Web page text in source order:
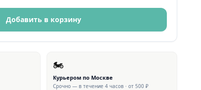
Добавить в корзину
🏍
Курьером по Москве
Срочно — в течение 4 часов · от 500 ₽